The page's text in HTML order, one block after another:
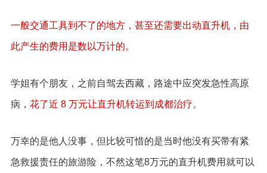
一般交通工具到不了的地方，甚至还需要出动直升机，由
此产生的费用是数以万计的。
学姐有个朋友，之前自驾去西藏，路途中应突发急性高原
病， 花了近 8 万元让直升机转运到成都治疗。
万幸的是他人没事，但比较可惜的是当时他没有买带有紧
急救援责任的旅游险，不然这笔8万元的直升机费用就可以